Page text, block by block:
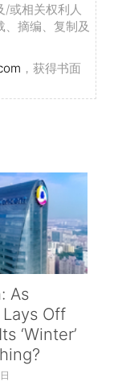
或相关权利人
摘编、复制及
，获得书面
As
Off
‘Winter’